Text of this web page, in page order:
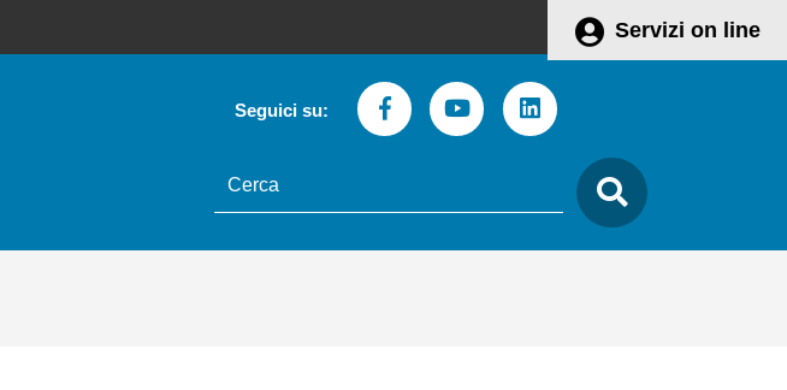
Servizi on line
Seguici su: FacebookYoutubeLinkedin
testo
da
cercare